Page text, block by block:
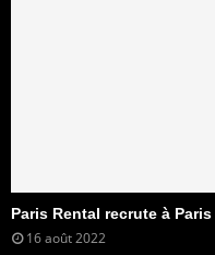
Paris Rental recrute à Paris
16 août 2022